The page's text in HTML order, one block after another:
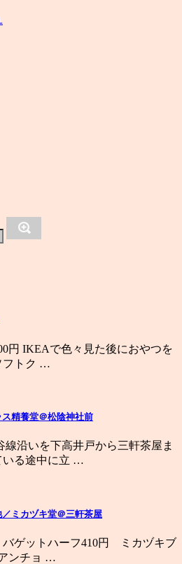
円 IKEAで色々見た後におやつを
フトク …
精養堂＠松陰神社前
線沿いを下高井戸から三軒茶屋ま
いる途中に立 …
ミカヅキ堂＠三軒茶屋
ゲットハーフ410円 ミカヅキブ
ンチョ …